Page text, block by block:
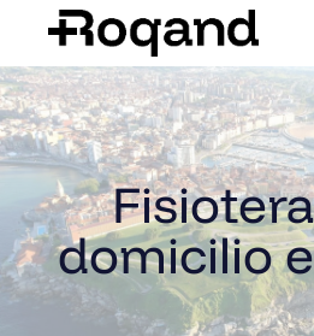
domicilio